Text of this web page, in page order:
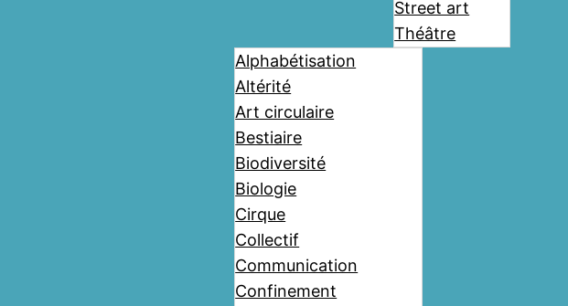
Street art
Théâtre
Alphabétisation
Altérité
Art circulaire
Bestiaire
Biodiversité
Biologie
Cirque
Collectif
Communication
Confinement